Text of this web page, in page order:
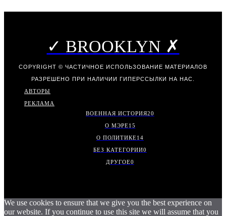
✓ BROOKLYN ✗
COPYRIGHT © ЧАСТИЧНОЕ ИСПОЛЬЗОВАНИЕ МАТЕРИАЛОВ
РАЗРЕШЕНО ПРИ НАЛИЧИИ ГИПЕРССЫЛКИ НА НАС.
АВТОРЫ
РЕКЛАМА
ВОЕННАЯ ИСТОРИЯ20
О МЭРЕ15
О ПОЛИТИКЕ14
БЕЗ КАТЕГОРИИ0
ДРУГОЕ0
We use cookies to ensure that we give you the best experience on
our website. If you continue to use this site we will assume that you